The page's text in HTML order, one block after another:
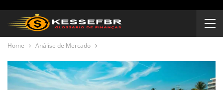
Home Análise de Mercado